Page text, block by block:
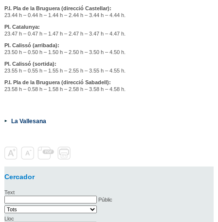
P.I. Pla de la Bruguera (direcció Castellar):
23.44 h – 0.44 h – 1.44 h – 2.44 h – 3.44 h – 4.44 h.
Pl. Catalunya:
23.47 h – 0.47 h – 1.47 h – 2.47 h – 3.47 h – 4.47 h.
Pl. Calissó (arribada):
23.50 h – 0.50 h – 1.50 h – 2.50 h – 3.50 h – 4.50 h.
Pl. Calissó (sortida):
23.55 h – 0.55 h – 1.55 h – 2.55 h – 3.55 h – 4.55 h.
P.I. Pla de la Bruguera (direcció Sabadell):
23.58 h – 0.58 h – 1.58 h – 2.58 h – 3.58 h – 4.58 h.
La Vallesana
Cercador
Text
Públic
Lloc